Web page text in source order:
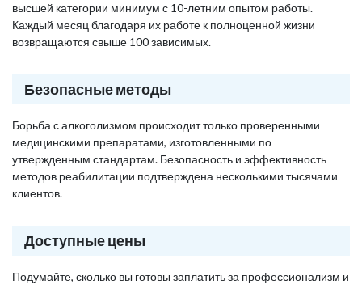
высшей категории минимум с 10-летним опытом работы.
Каждый месяц благодаря их работе к полноценной жизни
возвращаются свыше 100 зависимых.
Безопасные методы
Борьба с алкоголизмом происходит только проверенными
медицинскими препаратами, изготовленными по
утвержденным стандартам. Безопасность и эффективность
методов реабилитации подтверждена несколькими тысячами
клиентов.
Доступные цены
Подумайте, сколько вы готовы заплатить за профессионализм и